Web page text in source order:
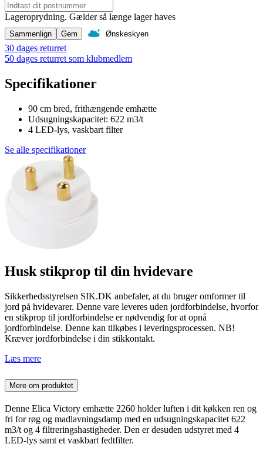
Lageroprydning. Gælder så længe lager haves
Sammenlign Gem Ønskeskyen
30 dages returret
50 dages returret som klubmedlem
Specifikationer
90 cm bred, frithængende emhætte
Udsugningskapacitet: 622 m3/t
4 LED-lys, vaskbart filter
Se alle specifikationer
Husk stikprop til din hvidevare
Sikkerhedsstyrelsen SIK.DK anbefaler, at du bruger omformer til
jord på hvidevarer. Denne vare leveres uden jordforbindelse, hvorfor
en stikprop til jordforbindelse er nødvendig for at opnå
jordforbindelse. Denne kan tilkøbes i leveringsprocessen. NB!
Kræver jordforbindelse i din stikkontakt.
Læs mere
Mere om produktet
Denne Elica Victory emhætte 2260 holder luften i dit køkken ren og
fri for røg og madlavningsdamp med en udsugningskapacitet 622
m3/t og 4 filtreringshastigheder. Den er desuden udstyret med 4
LED-lys samt et vaskbart fedtfilter.